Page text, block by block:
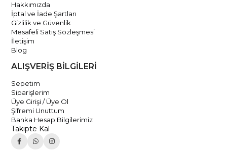
Hakkımızda
İptal ve İade Şartları
Gizlilik ve Güvenlik
Mesafeli Satış Sözleşmesi
İletişim
Blog
ALIŞVERİŞ BİLGİLERİ
Sepetim
Siparişlerim
Üye Girişi / Üye Ol
Şifremi Unuttum
Banka Hesap Bilgilerimiz
Takipte Kal